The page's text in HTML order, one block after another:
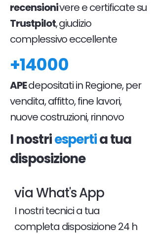
recensionivere e certificate su
Trustpilot, giudizio
complessivo eccellente
+14000
APEdepositati in Regione, per
vendita, affitto, fine lavori,
nuove costruzioni, rinnovo
I nostriespertia tua
disposizione
via What's App
I nostri tecnici a tua
completa disposizione 24 h